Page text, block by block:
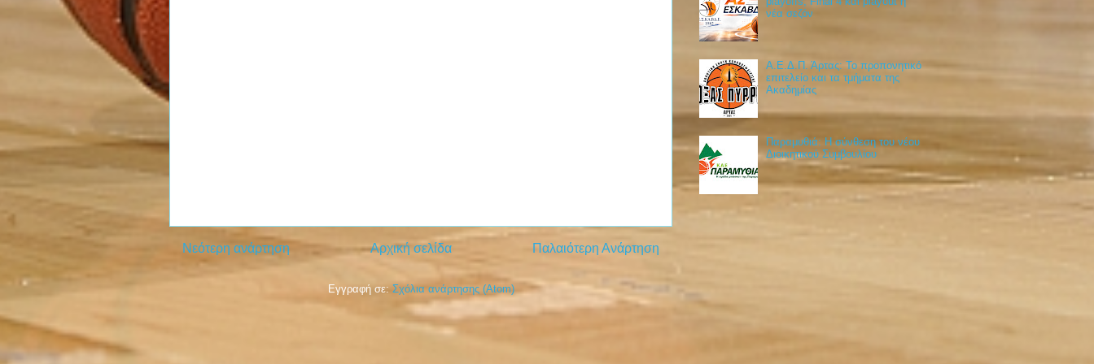
Νεότερη ανάρτηση Παλαιότερη Ανάρτηση
Αρχική σελίδα
Εγγραφή σε: Σχόλια ανάρτησης (Atom)
νέα σεζόν
Α.Ε.Δ.Π. Άρτας: Το προπονητικό
επιτελείο και τα τμήματα της
Ακαδημίας
Παραμυθιά: Η σύνθεση του νέου
Διοικητικού Συμβουλίου